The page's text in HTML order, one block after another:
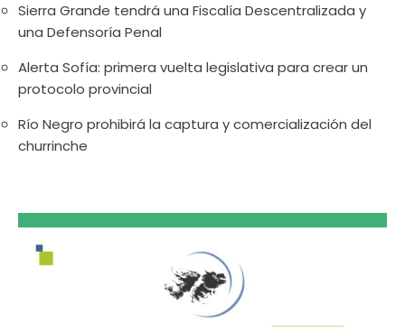
Sierra Grande tendrá una Fiscalía Descentralizada y
una Defensoría Penal
Alerta Sofía: primera vuelta legislativa para crear un
protocolo provincial
Río Negro prohibirá la captura y comercialización del
churrinche